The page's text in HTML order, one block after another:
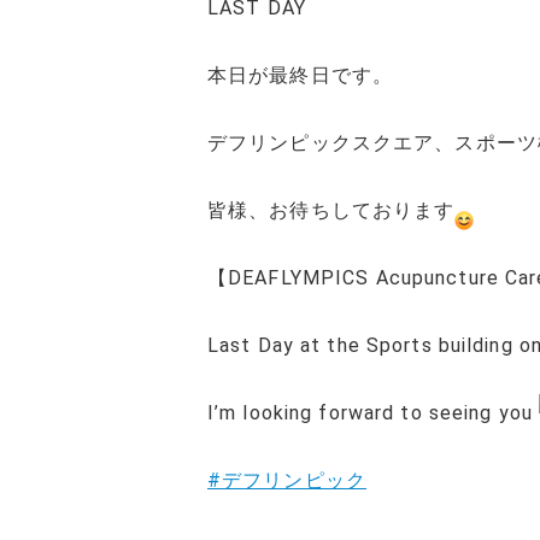
LAST DAY
本日が最終日です。
デフリンピックスクエア、スポー
皆様、お待ちしております
【DEAFLYMPICS Acupuncture
Last Day at the Sports building
I’m looking forward to seeing you
#デフリンピック